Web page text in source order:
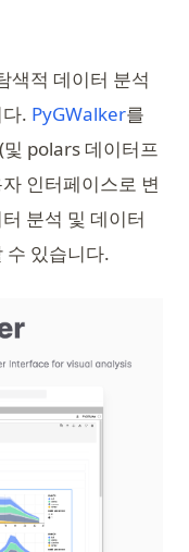
색적 데이터 분석
. PyGWalker(opens
를
polars 데이터프
인터페이스로 변
분석 및 데이터
수 있습니다.